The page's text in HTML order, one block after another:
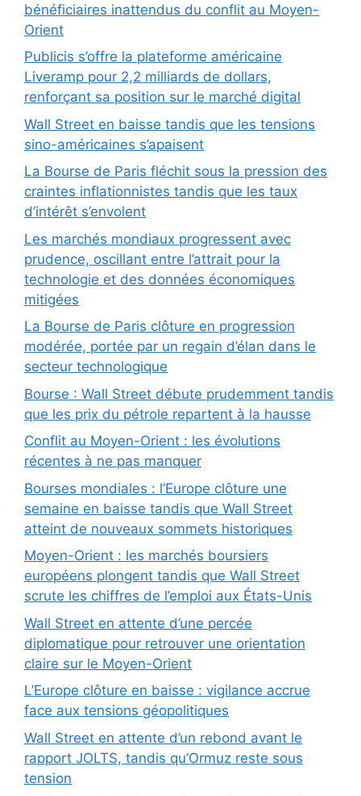
bénéficiaires inattendus du conflit au Moyen-
Orient
Publicis s’offre la plateforme américaine
Liveramp pour 2,2 milliards de dollars,
renforçant sa position sur le marché digital
Wall Street en baisse tandis que les tensions
sino-américaines s’apaisent
La Bourse de Paris fléchit sous la pression des
craintes inflationnistes tandis que les taux
d’intérêt s’envolent
Les marchés mondiaux progressent avec
prudence, oscillant entre l’attrait pour la
technologie et des données économiques
mitigées
La Bourse de Paris clôture en progression
modérée, portée par un regain d’élan dans le
secteur technologique
Bourse : Wall Street débute prudemment tandis
que les prix du pétrole repartent à la hausse
Conflit au Moyen-Orient : les évolutions
récentes à ne pas manquer
Bourses mondiales : l’Europe clôture une
semaine en baisse tandis que Wall Street
atteint de nouveaux sommets historiques
Moyen-Orient : les marchés boursiers
européens plongent tandis que Wall Street
scrute les chiffres de l’emploi aux États-Unis
Wall Street en attente d’une percée
diplomatique pour retrouver une orientation
claire sur le Moyen-Orient
L’Europe clôture en baisse : vigilance accrue
face aux tensions géopolitiques
Wall Street en attente d’un rebond avant le
rapport JOLTS, tandis qu’Ormuz reste sous
tension